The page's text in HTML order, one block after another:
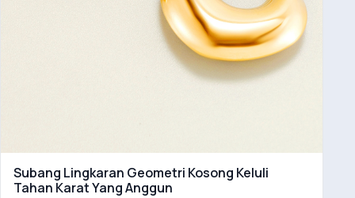
Subang Lingkaran Geometri Kosong Keluli
Tahan Karat Yang Anggun